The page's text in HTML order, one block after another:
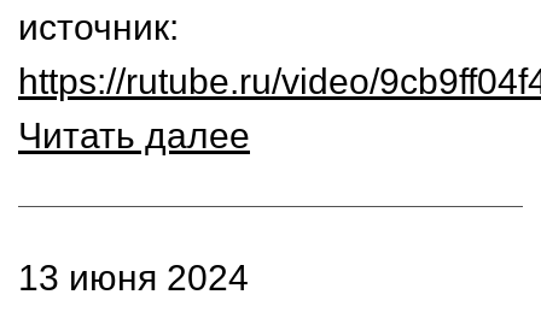
источник:
https://rutube.ru/video/
Читать далее
13 июня 2024